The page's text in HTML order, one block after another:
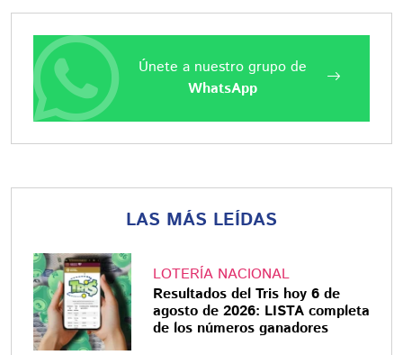
Únete a nuestro grupo de
WhatsApp
LAS MÁS LEÍDAS
LOTERÍA NACIONAL
Resultados del Tris hoy 6 de
agosto de 2026: LISTA completa
de los números ganadores